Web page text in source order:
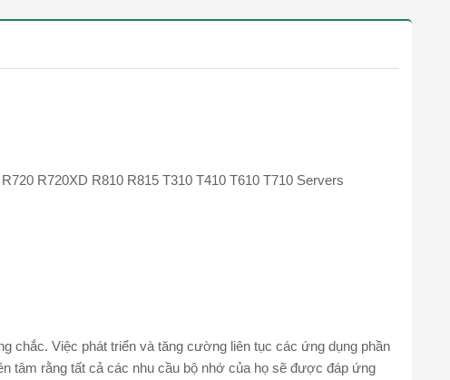
R720XD R810 R815 T310 T410 T610 T710 Servers
chắc. Việc phát triển và tăng cường liên tục các ứng dụng phần
tâm rằng tất cả các nhu cầu bộ nhớ của họ sẽ được đáp ứng